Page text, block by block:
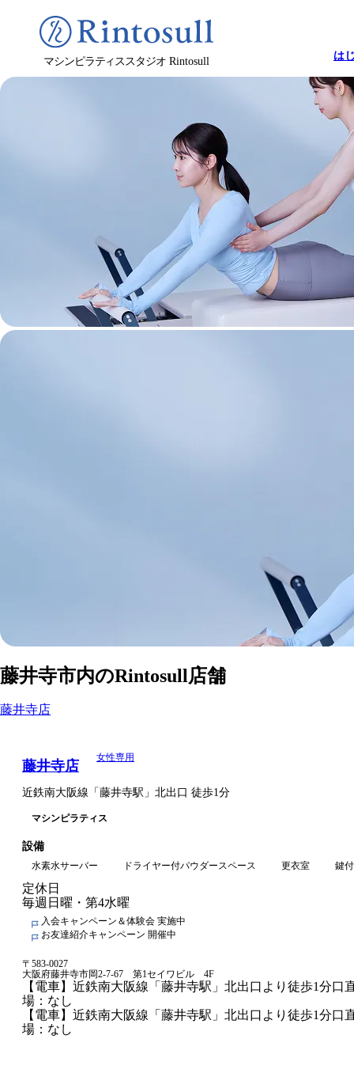
マシンピラティススタジオRintosull は
藤井寺市内の
マシンピラティススタジオ
藤井寺市内のRintosull店舗
藤井寺店
藤井寺店
女性専用
近鉄南大阪線 「 藤井寺駅 」 北出口 徒歩1分
マシンピラティス
設備
水素水サーバー ドライヤー付パウダースペース 更衣室 鍵
定休日
毎週日曜・第4水曜
入会キャンペーン＆体験会 実施中
お友達紹介キャンペーン 開催中
〒 583-0027
大阪府藤井寺市岡2-7-67 第1セイワビル 4F
【電車】近鉄南大阪線「藤井寺駅」北出口より徒歩1分口
場：なし
【電車】近鉄南大阪線「藤井寺駅」北出口より徒歩1分口
場：なし